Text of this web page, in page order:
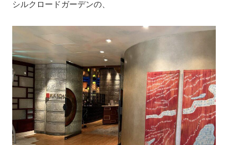
シルクロードガーデンの、